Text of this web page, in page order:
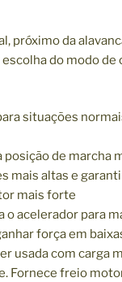
próximo da
do modo de
situações
posição de marcha
mais altas e
mais forte
o acelerador para
força em
usada com carga
Fornece freio